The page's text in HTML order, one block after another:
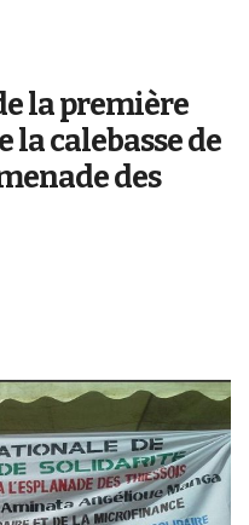
la première
calebasse de
des